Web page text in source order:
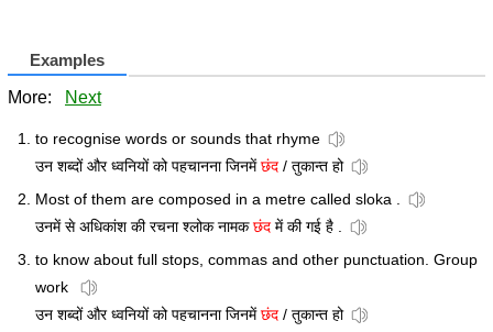
Examples
More: Next
to recognise words or sounds that rhyme
उन शब्दों और ध्वनियों को पहचानना जिनमेंछंद / तुकान्त हो
Most of them are composed in a metre called sloka .
उनमें से अधिकांश की रचना श्लोक नामकछंद में की गई है .
to know about full stops, commas and other punctuation. Group
work
उन शब्दों और ध्वनियों को पहचानना जिनमेंछंद / तुकान्त हो